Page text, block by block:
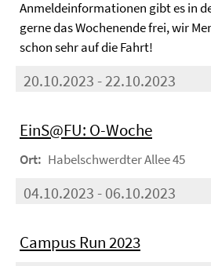
Anmeldeinformationen gibt es in
gerne das Wochenende frei, wir
schon sehr auf die Fahrt!
20.10.2023 - 22.10.2023
EinS@FU: O-Woche
Ort: Habelschwerdter Allee 45
04.10.2023 - 06.10.2023
Campus Run 2023